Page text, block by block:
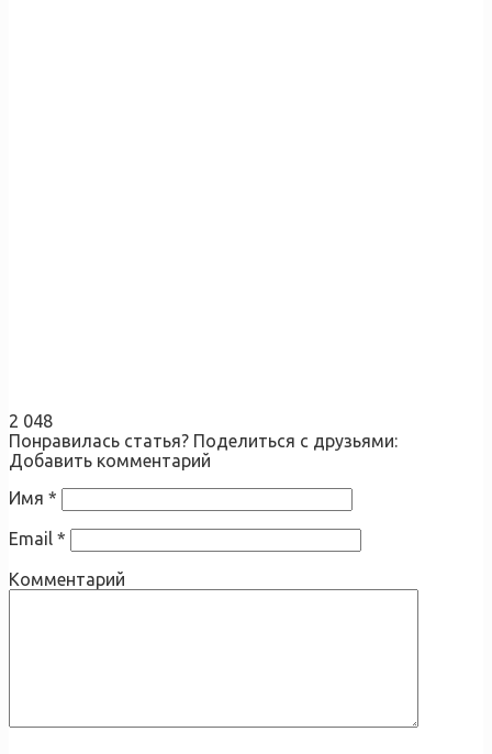
2 048
Понравилась статья? Поделиться с друзьями:
Добавить комментарий
Имя *
Email *
Комментарий